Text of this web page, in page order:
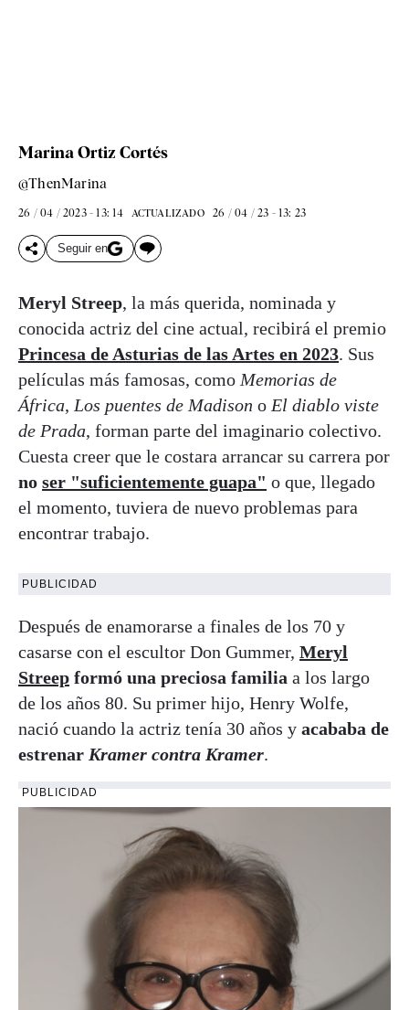
Marina Ortiz Cortés
@ThenMarina
26 / 04 / 2023 - 13: 14 ACTUALIZADO 26 / 04 / 23 - 13: 23
Seguir en
Meryl Streep, la más querida, nominada y
conocida actriz del cine actual, recibirá el premio
Princesa de Asturias de las Artes en 2023. Sus
películas más famosas, como Memorias de
África, Los puentes de Madison o El diablo viste
de Prada, forman parte del imaginario colectivo.
Cuesta creer que le costara arrancar su carrera por
no ser "suficientemente guapa" o que, llegado
el momento, tuviera de nuevo problemas para
encontrar trabajo.
PUBLICIDAD
Después de enamorarse a finales de los 70 y
casarse con el escultor Don Gummer, Meryl
Streep formó una preciosa familia a los largo
de los años 80. Su primer hijo, Henry Wolfe,
nació cuando la actriz tenía 30 años y acababa de
estrenar Kramer contra Kramer.
PUBLICIDAD